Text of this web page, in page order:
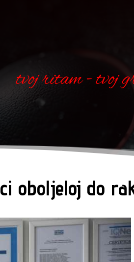
tvoj ritam - tvoj
oboljeloj do